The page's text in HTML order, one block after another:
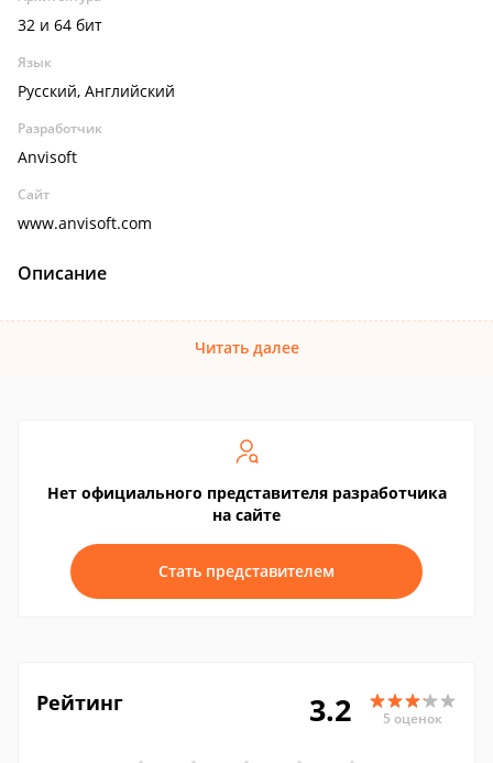
32 и 64 бит
Язык
Русский, Английский
Разработчик
Anvisoft
Сайт
www.anvisoft.com
Описание
Читать далее
Нет официального представителя разработчика
на сайте
Стать представителем
Рейтинг 3.2 5 оценок